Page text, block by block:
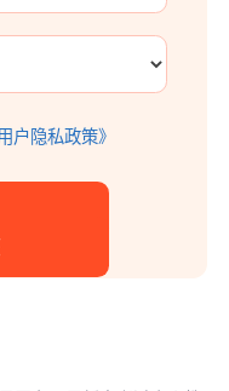
户隐私政策》